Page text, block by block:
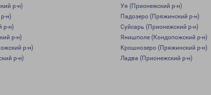
р-н)
Уя (Прионежский р-н)
н)
Падозеро (Пряжинский р-н)
р-н)
Суйсарь (Прионежский р-н)
р-н)
Янишполе (Кондопожский р-н)
р-н)
Крошнозеро (Пряжинский р-н)
р-н)
Ладва (Прионежский р-н)